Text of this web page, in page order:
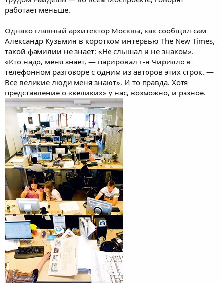
работает меньше.
Однако главный архитектор Москвы, как сообщил сам
Александр Кузьмин в коротком интервью The New Times,
такой фамилии не знает: «Не слышал и не знаком».
«Кто надо, меня знает, — парировал г-н Чирилло в
телефонном разговоре с одним из авторов этих строк. —
Все великие люди меня знают». И то правда. Хотя
представление о «великих» у нас, возможно, и разное.